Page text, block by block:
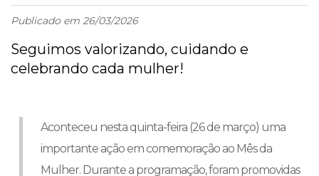
Publicado em 26/03/2026
Seguimos valorizando, cuidando e
celebrando cada mulher!
Aconteceu nesta quinta-feira (26 de março) uma
importante ação em comemoração ao Mês da
Mulher. Durante a programação, foram promovidas